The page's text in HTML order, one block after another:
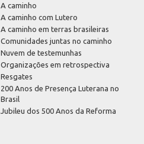
A caminho
A caminho com Lutero
A caminho em terras brasileiras
Comunidades juntas no caminho
Nuvem de testemunhas
Organizações em retrospectiva
Resgates
200 Anos de Presença Luterana no
Brasil
Jubileu dos 500 Anos da Reforma